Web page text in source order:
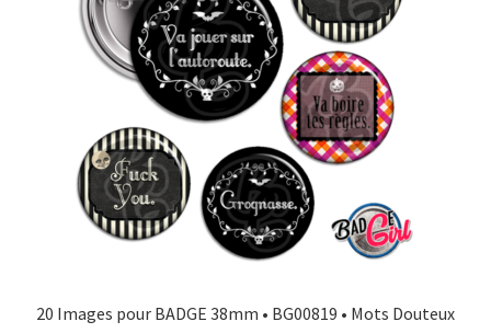
20 Images pour BADGE 38mm • BG00819 • Mots Douteux